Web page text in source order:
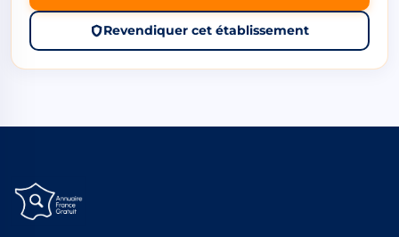
Revendiquer cet établissement